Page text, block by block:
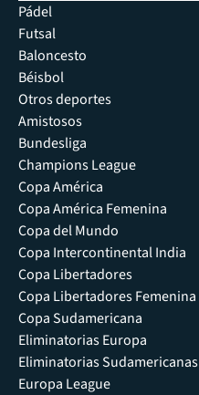
Pádel
Futsal
Baloncesto
Béisbol
Otros deportes
Amistosos
Bundesliga
Champions League
Copa América
Copa América Femenina
Copa del Mundo
Copa Intercontinental India
Copa Libertadores
Copa Libertadores Femenina
Copa Sudamericana
Eliminatorias Europa
Eliminatorias Sudamericanas
Europa League